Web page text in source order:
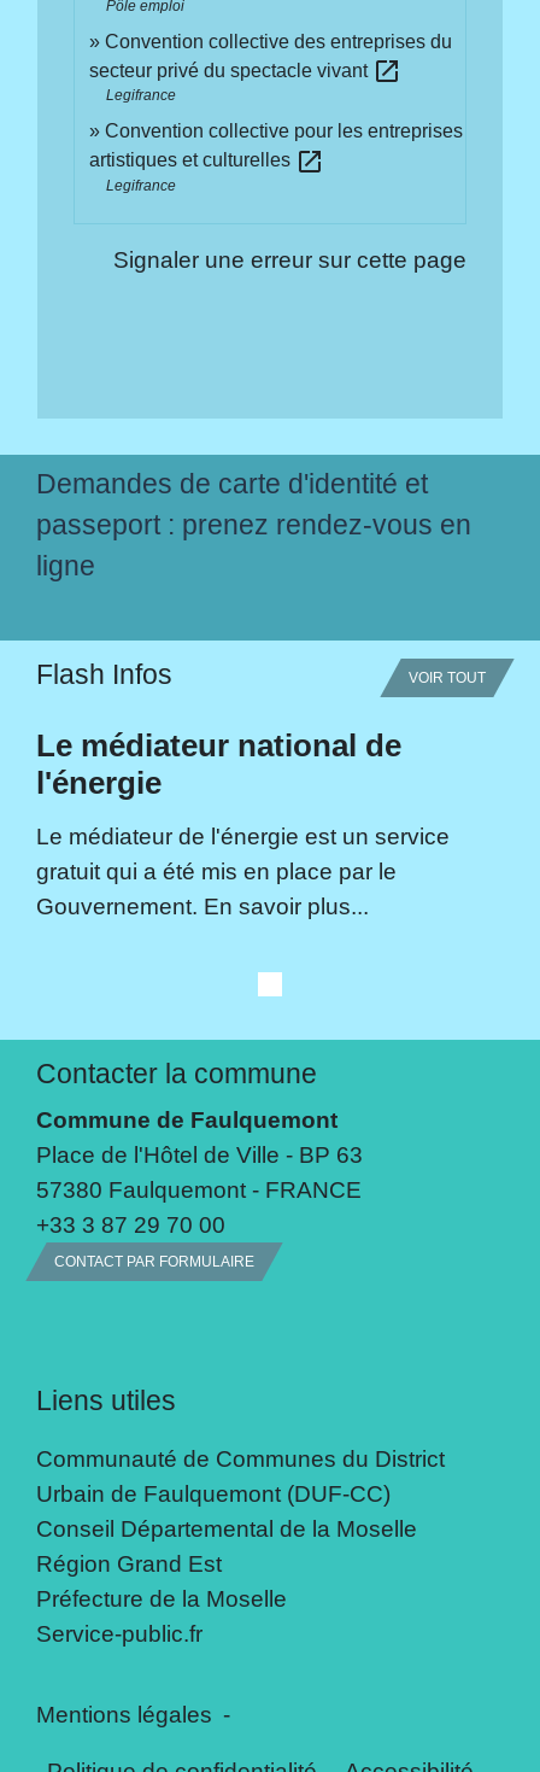
Pôle emploi
Convention collective des entreprises du
secteur privé du spectacle vivant open_in_new
Legifrance
Convention collective pour les entreprises
artistiques et culturelles open_in_new
Legifrance
Signaler une erreur sur cette page
Demandes de carte d'identité et
passeport : prenez rendez-vous en
ligne
Flash Infos VOIR TOUT
Le médiateur national de
l'énergie
Le médiateur de l'énergie est un service
gratuit qui a été mis en place par le
Gouvernement. En savoir plus...
Contacter la commune
Commune de Faulquemont
Place de l'Hôtel de Ville - BP 63
57380 Faulquemont - FRANCE
+33 3 87 29 70 00
CONTACT PAR FORMULAIRE
Liens utiles
Communauté de Communes du District
Urbain de Faulquemont (DUF-CC)
Conseil Départemental de la Moselle
Région Grand Est
Préfecture de la Moselle
Service-public.fr
Mentions légales -